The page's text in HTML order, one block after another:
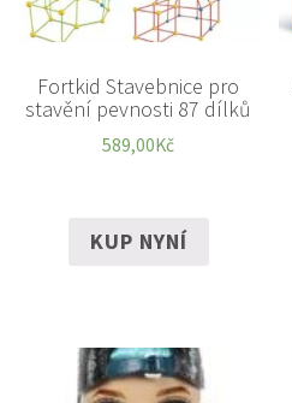
Fortkid Stavebnice pro
stavění pevnosti 87 dílků
589,00Kč
KUP NYNÍ